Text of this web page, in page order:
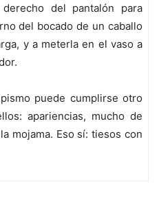
del pantalón para
del bocado de un caballo
y a meterla en el vaso a
puede cumplirse otro
apariencias, mucho de
mojama. Eso sí: tiesos con